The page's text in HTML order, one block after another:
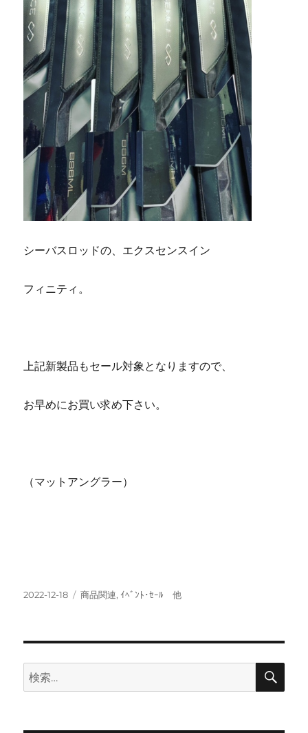
シーバスロッドの、エクスセンスイン
フィニティ。
上記新製品もセール対象となりますので、
お早めにお買い求め下さい。
（マットアングラー）
投
2022-12-18
カ
商品関連,ｲﾍﾞﾝﾄ･ｾｰﾙ 他
検
索:
検